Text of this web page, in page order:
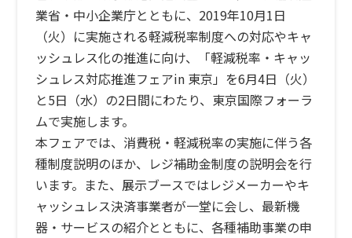
業省・中小企業庁とともに、2019年10月1日
（火）に実施される軽減税率制度への対応やキャ
ッシュレス化の推進に向け、「軽減税率・キャッ
シュレス対応推進フェアin 東京」を6月4日（火）
と5日（水）の2日間にわたり、東京国際フォーラ
ムで実施します。
本フェアでは、消費税・軽減税率の実施に伴う各
種制度説明のほか、レジ補助金制度の説明会を行
います。また、展示ブースではレジメーカーやキ
ャッシュレス決済事業者が一堂に会し、最新機
器・サービスの紹介とともに、各種補助事業の申